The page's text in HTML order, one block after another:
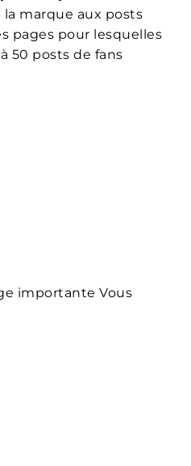
marque aux posts
pages pour lesquelles
50 posts de fans
importante Vous